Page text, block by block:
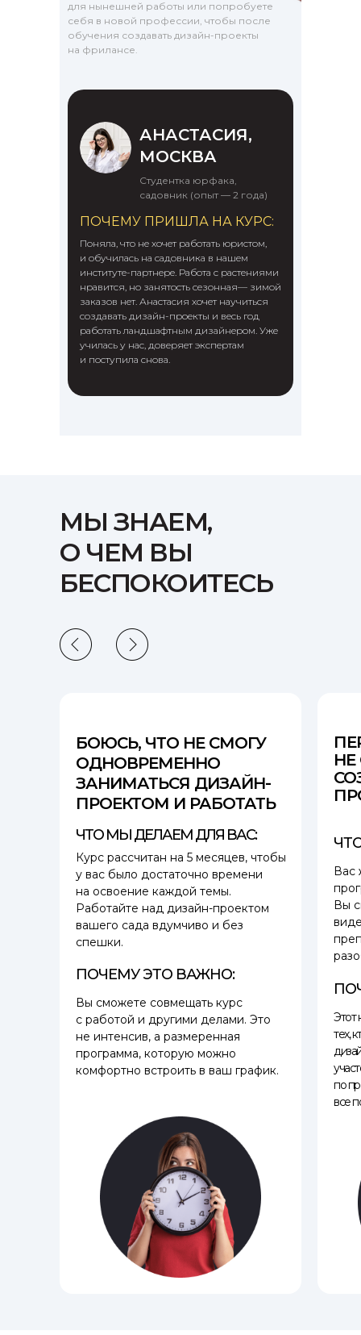
для нынешней работы или попробуете
себя в новой профессии, чтобы после
обучения создавать дизайн-проекты
на фрилансе.
АНАСТАСИЯ,
МОСКВА
Студентка юрфака,
садовник (опыт — 2 года)
ПОЧЕМУ ПРИШЛА НА КУРС:
Поняла, что не хочет работать юристом,
и обучилась на садовника в нашем
институте-партнере. Работа с растениями
нравится, но занятость сезонная— зимой
заказов нет. Анастасия хочет научиться
создавать дизайн-проекты и весь год
работать ландшафтным дизайнером. Уже
училась у нас, доверяет экспертам
и поступила снова.
МЫ ЗНАЕМ,
О ЧЕМ ВЫ
БЕСПОКОИТЕСЬ
ЧТО МЫ ДЕЛАЕМ ДЛЯ ВАС:
ПОЧЕМУ ЭТО ВАЖНО:
Курс рассчитан на 5 месяцев, чтобы
у вас было достаточно времени
на освоение каждой темы.
Работайте над дизайн-проектом
вашего сада вдумчиво и без
спешки.
Вы сможете совмещать курс
с работой и другими делами. Это
не интенсив, а размеренная
программа, которую можно
комфортно встроить в ваш график.
БОЮСЬ, ЧТО НЕ СМОГУ
ОДНОВРЕМЕННО
ЗАНИМАТЬСЯ ДИЗАЙН-
ПРОЕКТОМ И РАБОТАТЬ
НЕ
Вас
Вы
Этот
тех,
по
все